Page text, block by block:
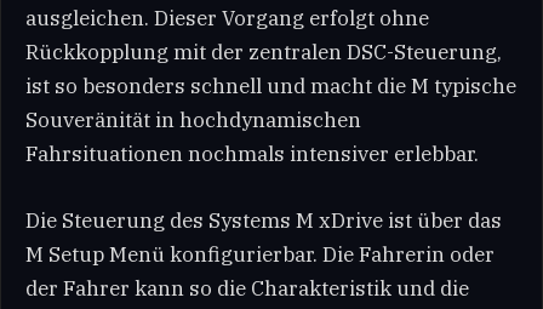
ausgleichen. Dieser Vorgang erfolgt ohne
Rückkopplung mit der zentralen DSC-Steuerung,
ist so besonders schnell und macht die M typische
Souveränität in hochdynamischen
Fahrsituationen nochmals intensiver erlebbar.
Die Steuerung des Systems M xDrive ist über das
M Setup Menü konfigurierbar. Die Fahrerin oder
der Fahrer kann so die Charakteristik und die